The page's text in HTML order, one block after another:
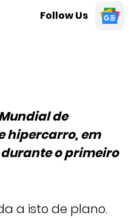
Follow Us
de
hipercarro, em
o primeiro
a isto de plano.